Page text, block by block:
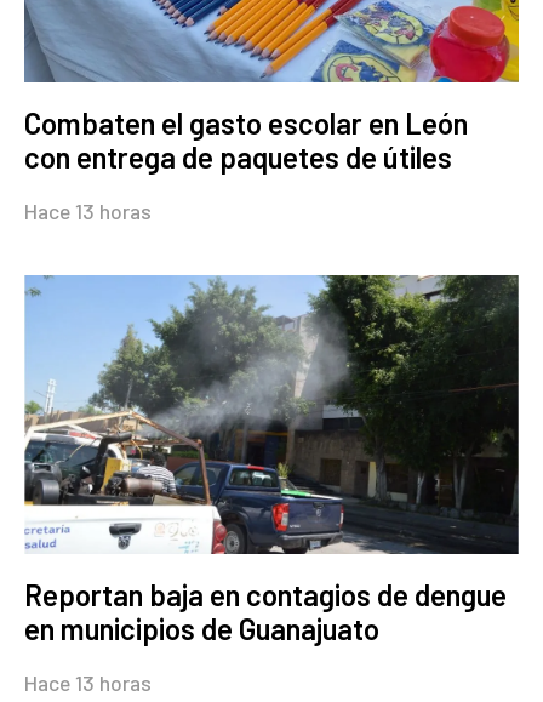
Combaten el gasto escolar en León
con entrega de paquetes de útiles
Hace 13 horas
Reportan baja en contagios de dengue
en municipios de Guanajuato
Hace 13 horas